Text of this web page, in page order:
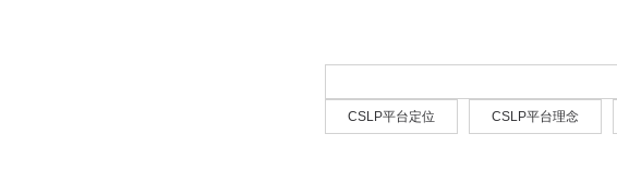
CSLP平台定位 CSLP平台理念